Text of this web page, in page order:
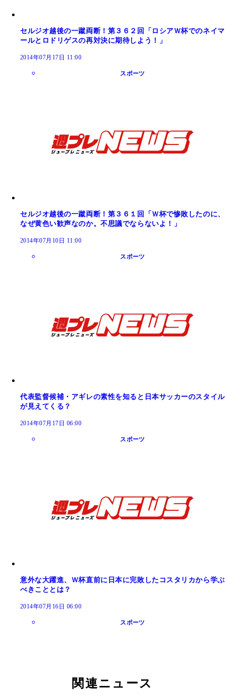
セルジオ越後の一蹴両断！第３６２回「ロシアＷ杯でのネイマ
ールとロドリゲスの再対決に期待しよう！」
2014年07月17日 11:00
スポーツ
セルジオ越後の一蹴両断！第３６１回「Ｗ杯で惨敗したのに、
なぜ黄色い歓声なのか。不思議でならないよ！」
2014年07月10日 11:00
スポーツ
代表監督候補・アギレの素性を知ると日本サッカーのスタイル
が見えてくる？
2014年07月17日 06:00
スポーツ
意外な大躍進、Ｗ杯直前に日本に完敗したコスタリカから学ぶ
べきこととは？
2014年07月16日 06:00
スポーツ
関連ニュース